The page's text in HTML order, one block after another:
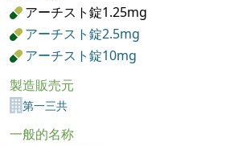
アーチスト錠1.25mg
アーチスト錠2.5mg
アーチスト錠10mg
製造販売元
第一三共
一般的名称